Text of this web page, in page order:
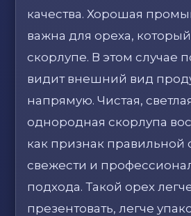
качества. Хорошая
важна для ореха,
скорлупе. В этом случае
видит внешний вид
напрямую. Чистая,
однородная скорлупа
как признак правильной
свежести и
подхода. Такой орех
презентовать, легче